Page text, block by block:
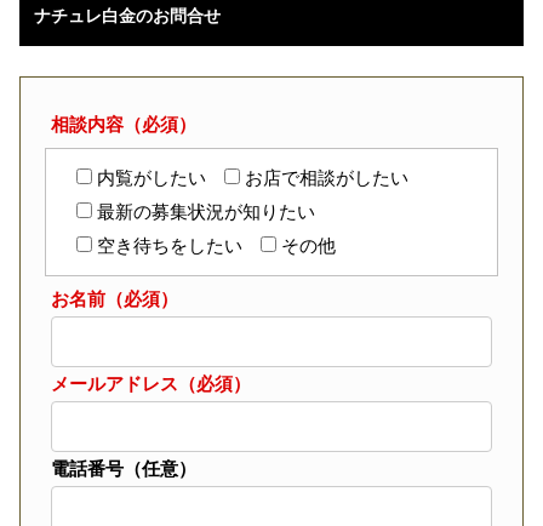
ナチュレ白金のお問合せ
相談内容（必須）
内覧がしたい
お店で相談がしたい
最新の募集状況が知りたい
空き待ちをしたい
その他
お名前（必須）
メールアドレス（必須）
電話番号（任意）